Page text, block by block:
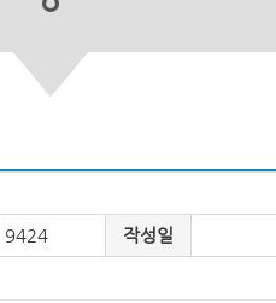
9424 작성일